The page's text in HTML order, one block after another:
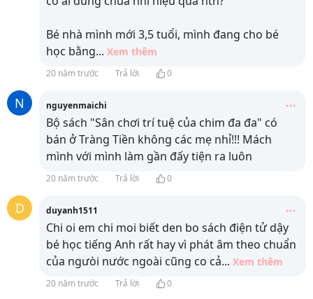
Bé nhà mình mới 3,5 tuổi, mình đang cho bé
học bằng... Xem thêm
20 năm trước Trả lời 0
N nguyenmaichi
Bộ sách "Sân chơi trí tuệ của chim đa đa" có
bán ở Tràng Tiền không các mẹ nhỉ!!! Mách
mình với mình làm gần đấy tiện ra luôn
20 năm trước Trả lời 0
D duyanh1511
Chi oi em chi moi biết den bo sách điện tử dậy
bé học tiếng Anh rất hay vì phát âm theo chuẩn
của ngưòi nước ngoài cũng co cả... Xem thêm
20 năm trước Trả lời 0